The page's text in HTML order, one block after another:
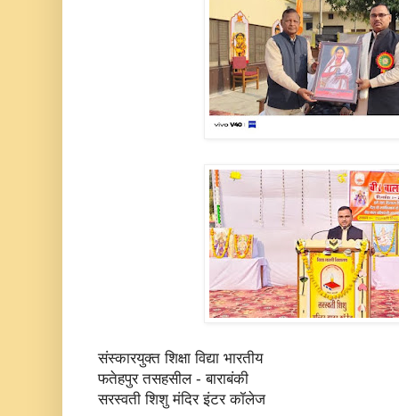
संस्कारयुक्त शिक्षा विद्या भारतीय
फतेहपुर तसहसील - बाराबंकी
सरस्वती शिशु मंदिर इंटर कॉलेज